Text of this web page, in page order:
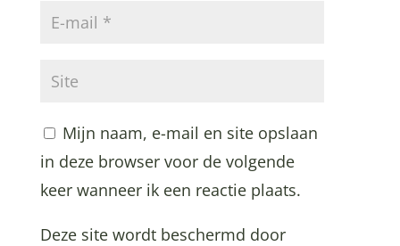
Mijn naam, e-mail en site opslaan
in deze browser voor de volgende
keer wanneer ik een reactie plaats.
Deze site wordt beschermd door